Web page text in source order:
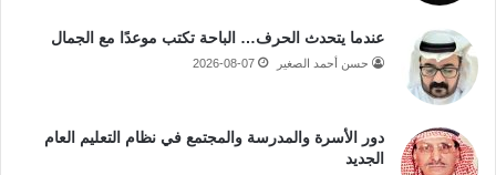
عندما يتحدث الحرف… الباحة تكتب موعدًا مع الجمال
حسن أحمد الصغير 2026-08-07
دور الأسرة والمدرسة والمجتمع في نظام التعليم العام
الجديد